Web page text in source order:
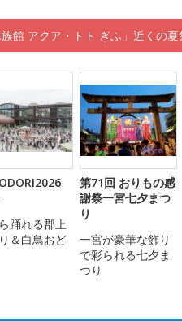
族館 アクア・トト ぎふ」近くの夏
踊れる郡上
＆白鳥おど
第71回 おりもの感
謝祭一宮七夕まつ
り
一宮が豪華な飾り
で彩られる七夕ま
つり